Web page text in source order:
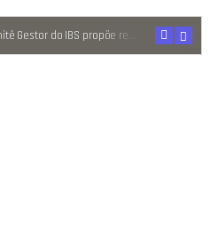
Comitê Gestor do IBS propõe reter metade de 2027